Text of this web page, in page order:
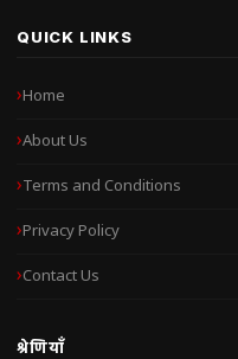
QUICK LINKS
Home
About Us
Terms and Conditions
Privacy Policy
Contact Us
श्रेणियाँ